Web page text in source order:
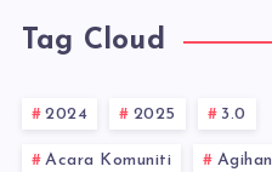
Tag Cloud
2024 2025 3.0
Acara Komuniti Agihan